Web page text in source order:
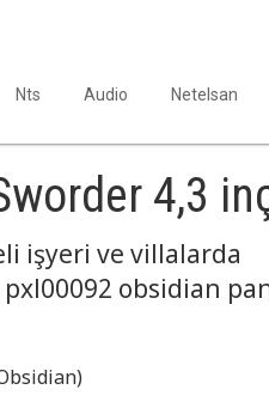
Nts Audio Netelsan
4,3
işyeri ve villalarda
obsidian